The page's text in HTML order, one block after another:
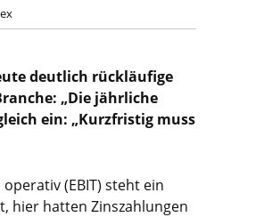
deutlich rückläufige
„Die jährliche
ein: „Kurzfristig muss
(EBIT) steht ein
hier hatten Zinszahlungen